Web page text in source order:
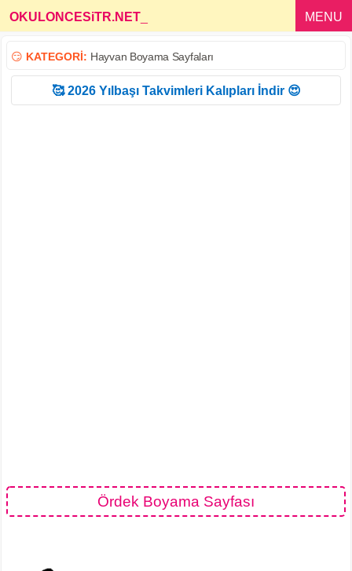
OKULONCESiTR.NET MENU
😏 KATEGORİ: Hayvan Boyama Sayfaları
🥰 2026 Yılbaşı Takvimleri Kalıpları İndir 😍
Ördek Boyama Sayfası